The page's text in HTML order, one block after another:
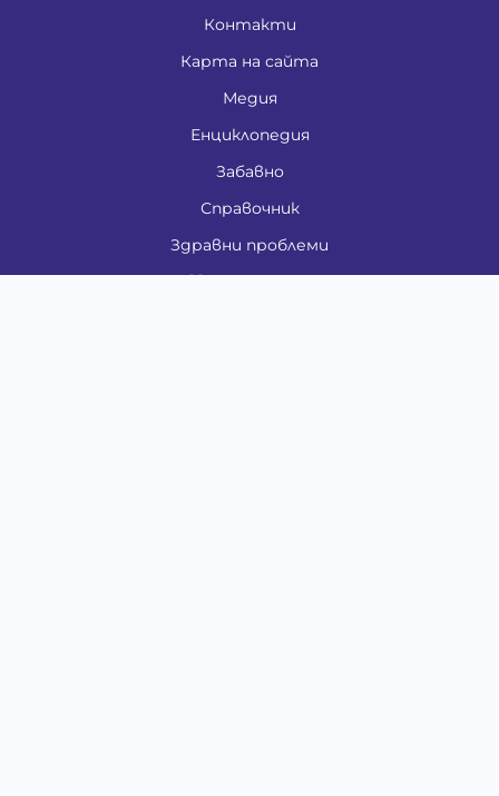
Контакти
Карта на сайта
Медия
Енциклопедия
Забавно
Справочник
Здравни проблеми
Категории